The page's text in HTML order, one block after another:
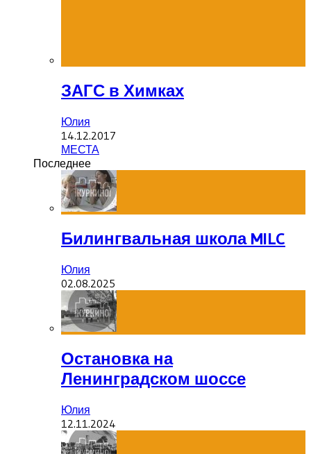
ЗАГС в Химках
Юлия
14.12.2017
МЕСТА
Последнее
Билингвальная школа MILC
Юлия
02.08.2025
Остановка на
Ленинградском шоссе
Юлия
12.11.2024